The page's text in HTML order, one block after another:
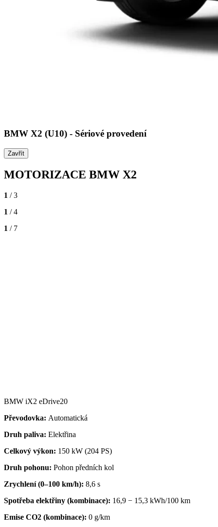
BMW X2 (U10) - Sériové provedení
Zavřít
MOTORIZACE BMW X2
1 / 3
1 / 4
1 / 7
BMW iX2 eDrive20
Převodovka: Automatická
Druh paliva: Elektřina
Celkový výkon: 150 kW (204 PS)
Druh pohonu: Pohon předních kol
Zrychlení (0–100 km/h): 8,6 s
Spotřeba elektřiny (kombinace): 16,9 − 15,3 kWh/100 km
Emise CO2 (kombinace): 0 g/km